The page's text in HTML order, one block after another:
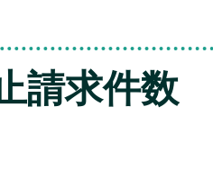
請求件数